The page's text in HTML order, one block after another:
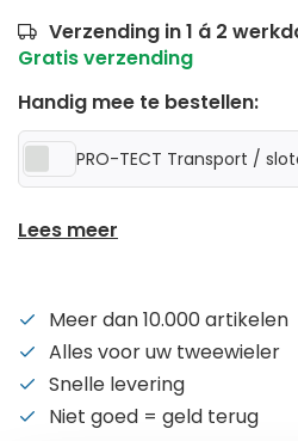
Verzending in 1 á 2
Gratis verzending
Handig mee te bestellen:
PRO-TECT Transport /
Lees meer
Meer dan 10.000 artikelen
Alles voor uw tweewieler
Snelle levering
Niet goed = geld terug